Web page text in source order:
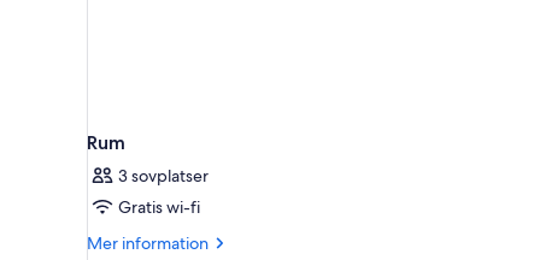
Rum
3 sovplatser
Gratis wi-fi
Mer information
Mer